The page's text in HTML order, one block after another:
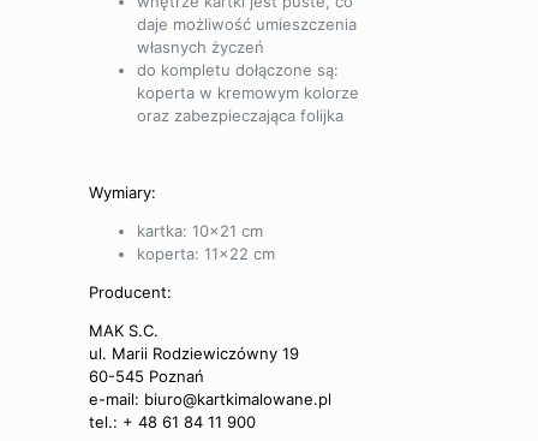
daje możliwość umieszczenia
własnych życzeń
do kompletu dołączone są:
koperta w kremowym kolorze
oraz zabezpieczająca folijka
Wymiary:
kartka: 10×21 cm
koperta: 11×22 cm
Producent:
MAK S.C.
ul. Marii Rodziewiczówny 19
60-545 Poznań
e-mail: biuro@kartkimalowane.pl
tel.: + 48 61 84 11 900